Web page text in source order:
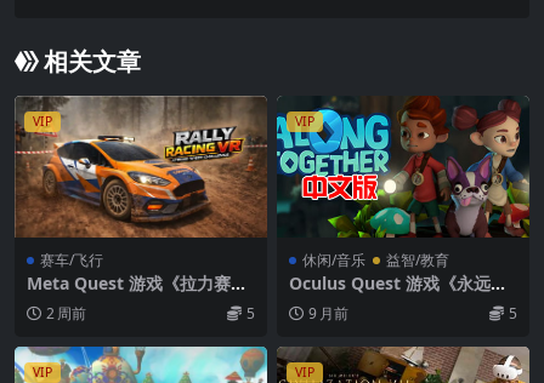
相关文章
VIP
赛车/飞行
Meta Quest 游戏《拉力赛车
VR：极限速度挑战》Rally Ra
cing VR: Xtreme Speed Cha
llenge
2 周前 5
VIP
休闲/音乐 益智/教育
Oculus Quest 游戏《永远在
一起》Along Together VR游
戏下载
9 月前 5
VIP VIP